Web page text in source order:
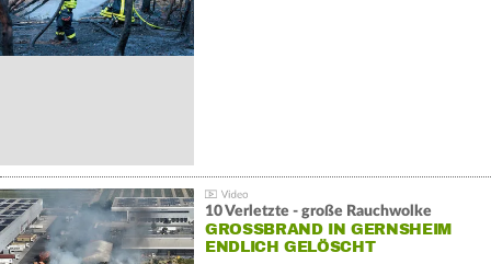
10 Verletzte - große Rauchwolke
GROSSBRAND IN GERNSHEIM E
NDLICH GELÖSCHT